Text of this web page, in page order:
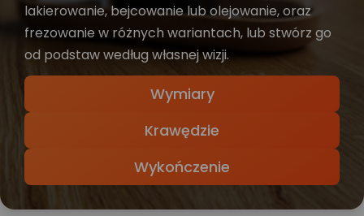
lakierowanie, bejcowanie lub olejowanie, oraz
frezowanie w różnych wariantach, lub stwórz go
od podstaw według własnej wizji.
Wymiary
Krawędzie
Wykończenie